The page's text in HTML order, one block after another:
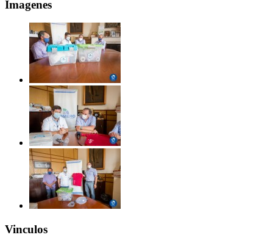
Imagenes
Vinculos